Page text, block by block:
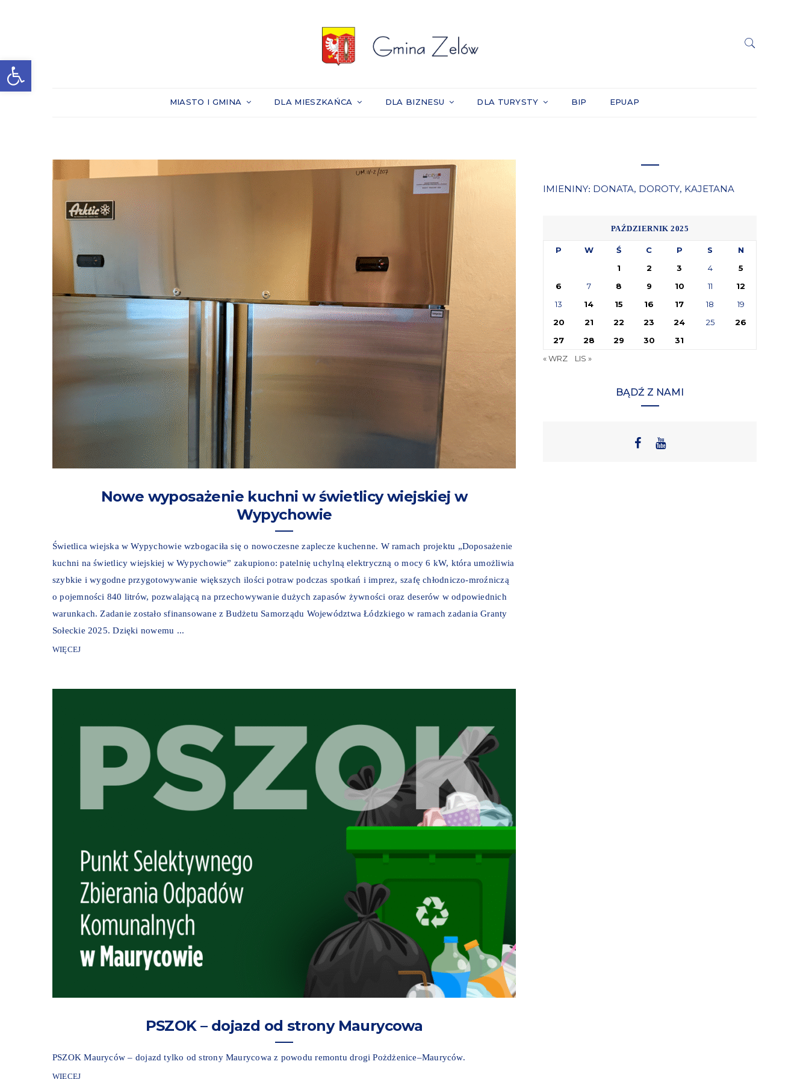
Otwórz pasek narzędzi
MIASTO I GMINA DLA MIESZKAŃCA DLA BIZNESU DLA TURYSTY BIP EPUAP
Nowe wyposażenie kuchni w świetlicy wiejskiej w
Wypychowie
Świetlica wiejska w Wypychowie wzbogaciła się o nowoczesne zaplecze kuchenne. W ramach projektu „Doposażenie
kuchni na świetlicy wiejskiej w Wypychowie” zakupiono: patelnię uchylną elektryczną o mocy 6 kW, która umożliwia
szybkie i wygodne przygotowywanie większych ilości potraw podczas spotkań i imprez, szafę chłodniczo-mroźniczą
o pojemności 840 litrów, pozwalającą na przechowywanie dużych zapasów żywności oraz deserów w odpowiednich
warunkach. Zadanie zostało sfinansowane z Budżetu Samorządu Województwa Łódzkiego w ramach zadania Granty
Sołeckie 2025. Dzięki nowemu ...
WIĘCEJ
PSZOK – dojazd od strony Maurycowa
PSZOK Mauryców – dojazd tylko od strony Maurycowa z powodu remontu drogi Pożdżenice–Mauryców.
WIĘCEJ
IMIENINY: DONATA, DOROTY, KAJETANA
PAŹDZIERNIK 2025
P W Ś C P S
N
1
2 3 4
5
6
7 8 9 10 11
12
13
14 15 16 17 18
19
20
21 22 23 24 25
26
27
28 29 30
31
« WRZ
LIS »
BĄDŹ Z NAMI